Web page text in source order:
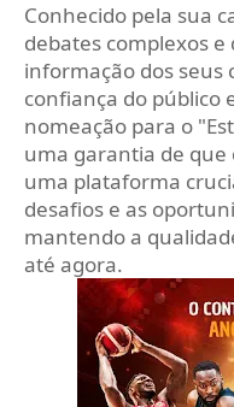
Conhecido pela sua
debates complexos
informação dos seus
confiança do público
nomeação para o
uma garantia de
uma plataforma
desafios e as
mantendo a
até agora.